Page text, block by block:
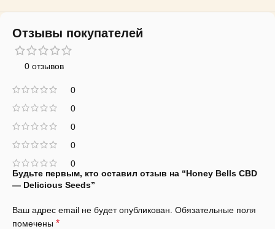
Отзывы покупателей
0 отзывов
0
0
0
0
0
Будьте первым, кто оставил отзыв на “Honey Bells CBD
— Delicious Seeds”
Ваш адрес email не будет опубликован. Обязательные поля
помечены *